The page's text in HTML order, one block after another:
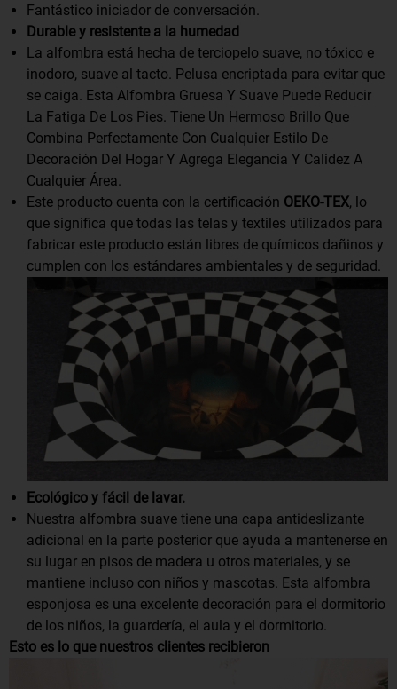
Fantástico iniciador de conversación.
Durable y resistente a la humedad
La alfombra está hecha de terciopelo suave, no tóxico e
inodoro, suave al tacto. Pelusa encriptada para evitar que
se caiga. Esta Alfombra Gruesa Y Suave Puede Reducir
La Fatiga De Los Pies. Tiene Un Hermoso Brillo Que
Combina Perfectamente Con Cualquier Estilo De
Decoración Del Hogar Y Agrega Elegancia Y Calidez A
Cualquier Área.
Este producto cuenta con la certificación OEKO-TEX, lo
que significa que todas las telas y textiles utilizados para
fabricar este producto están libres de químicos dañinos y
cumplen con los estándares ambientales y de seguridad.
Ecológico y fácil de lavar.
Nuestra alfombra suave tiene una capa antideslizante
adicional en la parte posterior que ayuda a mantenerse en
su lugar en pisos de madera u otros materiales, y se
mantiene incluso con niños y mascotas. Esta alfombra
esponjosa es una excelente decoración para el dormitorio
de los niños, la guardería, el aula y el dormitorio.
Esto es lo que nuestros clientes recibieron